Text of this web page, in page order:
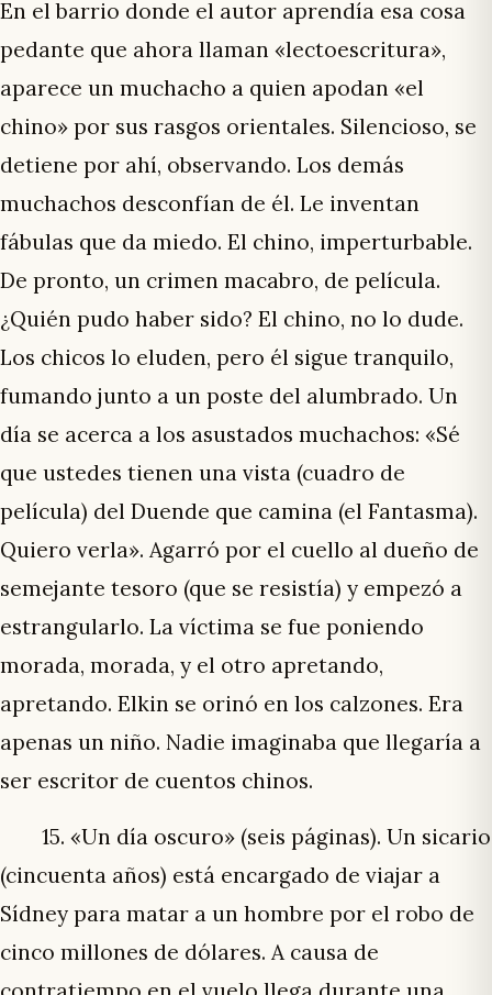
En el barrio donde el autor aprendía esa cosa
pedante que ahora llaman «lectoescritura»,
aparece un muchacho a quien apodan «el
chino» por sus rasgos orientales. Silencioso, se
detiene por ahí, observando. Los demás
muchachos desconfían de él. Le inventan
fábulas que da miedo. El chino, imperturbable.
De pronto, un crimen macabro, de película.
¿Quién pudo haber sido? El chino, no lo dude.
Los chicos lo eluden, pero él sigue tranquilo,
fumando junto a un poste del alumbrado. Un
día se acerca a los asustados muchachos: «Sé
que ustedes tienen una vista (cuadro de
película) del Duende que camina (el Fantasma).
Quiero verla». Agarró por el cuello al dueño de
semejante tesoro (que se resistía) y empezó a
estrangularlo. La víctima se fue poniendo
morada, morada, y el otro apretando,
apretando. Elkin se orinó en los calzones. Era
apenas un niño. Nadie imaginaba que llegaría a
ser escritor de cuentos chinos.
15. «Un día oscuro» (seis páginas). Un sicario
(cincuenta años) está encargado de viajar a
Sídney para matar a un hombre por el robo de
cinco millones de dólares. A causa de